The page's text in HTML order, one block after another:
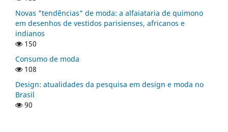
Novas "tendências" de moda: a alfaiataria de quimono
em desenhos de vestidos parisienses, africanos e
indianos
150
Consumo de moda
108
Design: atualidades da pesquisa em design e moda no
Brasil
90